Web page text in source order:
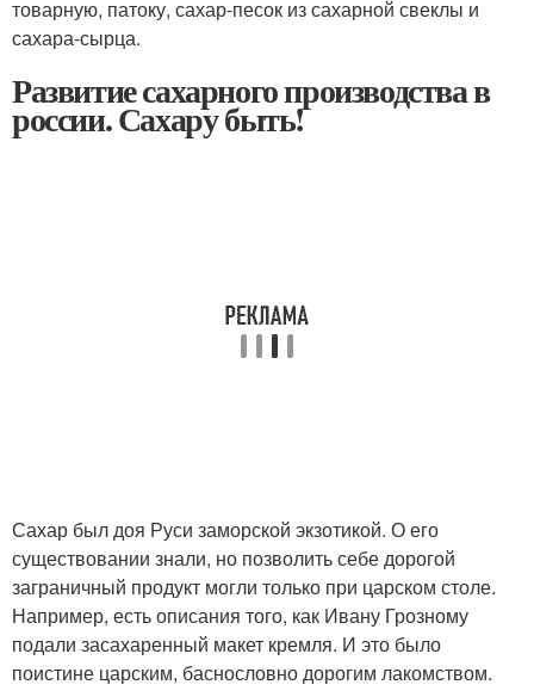
товарную, патоку, сахар-песок из сахарной свеклы и
сахара-сырца.
Развитие сахарного производства в
россии. Сахару быть!
Сахар был доя Руси заморской экзотикой. О его
существовании знали, но позволить себе дорогой
заграничный продукт могли только при царском столе.
Например, есть описания того, как Ивану Грозному
подали засахаренный макет кремля. И это было
поистине царским, баснословно дорогим лакомством.